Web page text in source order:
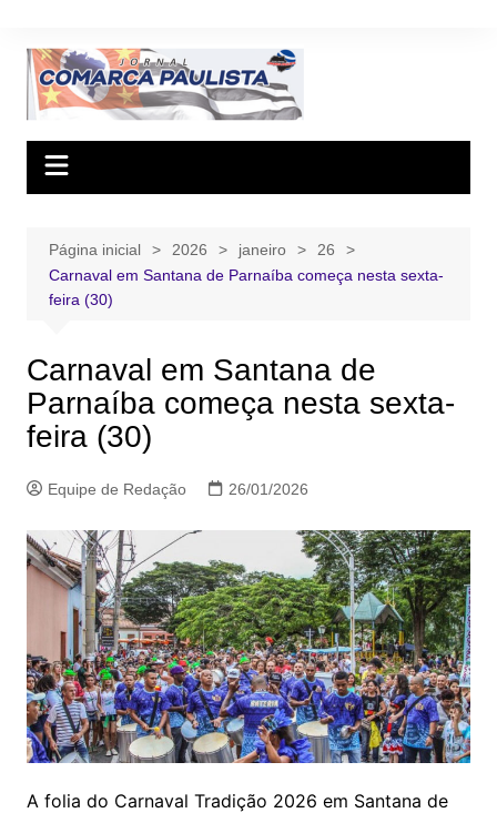
conteúdo
Página inicial 2026 janeiro
26
Carnaval em Santana de Parnaíba começa nesta sexta-
feira (30)
Carnaval em Santana de
Parnaíba começa nesta sexta-
feira (30)
Equipe de Redação 26/01/2026
A folia do Carnaval Tradição 2026 em Santana de